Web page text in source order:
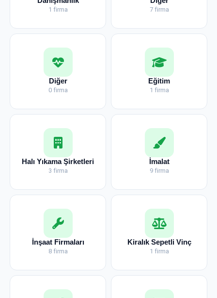
1 firma 7 firma
Diğer
0 firma
Eğitim
1 firma
Halı Yıkama Şirketleri
3 firma
İmalat
9 firma
İnşaat Firmaları
8 firma
Kiralık Sepetli Vinç
1 firma